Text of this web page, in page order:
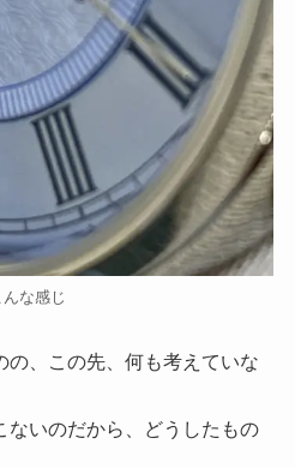
んな感じ
の、この先、何も考えていな
ないのだから、どうしたもの